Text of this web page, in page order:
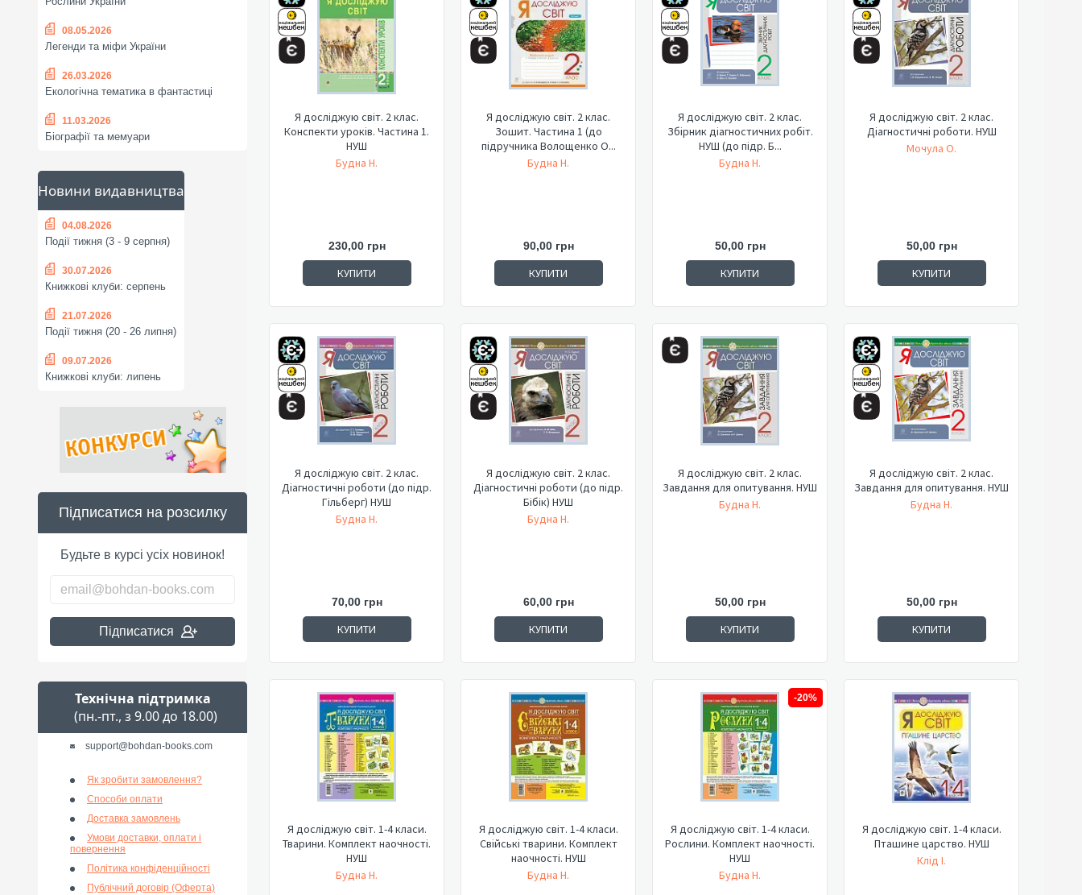
08.05.2026
Легенди та міфи України
26.03.2026
Екологічна тематика в фантастиці
11.03.2026
Біографії та мемуари
Новини видавництва
04.08.2026
Події тижня (3 - 9 серпня)
30.07.2026
Книжкові клуби: серпень
21.07.2026
Події тижня (20 - 26 липня)
09.07.2026
Книжкові клуби: липень
Підписатися на розсилку
Будьте в курсі усіх новинок!
Підписатися
Технічна підтримка
(пн.-пт., з 9.00 до 18.00)
support@bohdan-books.com
Як зробити замовлення?
Способи оплати
Доставка замовлень
Умови доставки, оплати і
повернення
Політика конфіденційності
Публічний договір (Оферта)
Я досліджую світ. 2 клас.
Конспекти уроків. Частина 1.
НУШ
Будна Н.
230,00 грн
КУПИТИ
Я досліджую світ. 2 клас.
Зошит. Частина 1 (до
підручника Волощенко О...
Будна Н.
90,00 грн
КУПИТИ
Я досліджую світ. 2 клас.
Збірник діагностичних робіт.
НУШ (до підр. Б...
Будна Н.
50,00 грн
КУПИТИ
Я досліджую світ. 2 клас.
Діагностичні роботи. НУШ
Мочула О.
50,00 грн
КУПИТИ
Я досліджую світ. 2 клас.
Діагностичні роботи (до підр.
Гільберг) НУШ
Будна Н.
70,00 грн
КУПИТИ
Я досліджую світ. 2 клас.
Діагностичні роботи (до підр.
Бібік) НУШ
Будна Н.
60,00 грн
КУПИТИ
Я досліджую світ. 2 клас.
Завдання для опитування. НУШ
Будна Н.
50,00 грн
КУПИТИ
Я досліджую світ. 2 клас.
Завдання для опитування. НУШ
Будна Н.
50,00 грн
КУПИТИ
Я досліджую світ. 1-4 класи.
Тварини. Комплект наочності.
НУШ
Будна Н.
Я досліджую світ. 1-4 класи.
Свійські тварини. Комплект
наочності. НУШ
Будна Н.
-20%
Я досліджую світ. 1-4 класи.
Рослини. Комплект наочності.
НУШ
Будна Н.
Я досліджую світ. 1-4 класи.
Пташине царство. НУШ
Клід І.